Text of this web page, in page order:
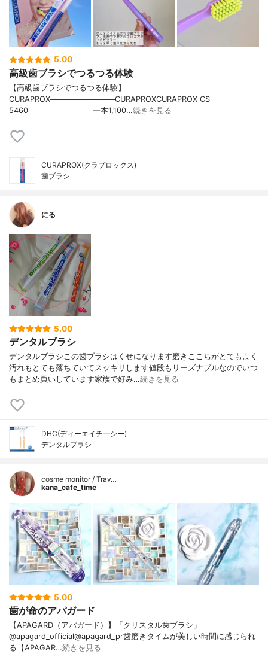
5.00
高級歯ブラシでつるつる体験
【高級歯ブラシでつるつる体験】
CURAPROX────────────CURAPROXCURAPROX CS
5460────────────一本1,100…続きを見る
CURAPROX(クラプロックス)
歯ブラシ
にる
5.00
デンタルブラシ
デンタルブラシこの歯ブラシはくせになります磨きここちがとてもよく
汚れもとても落ちていてスッキリします値段もリーズナブルなのでいつ
もまとめ買いしています家族で好み…続きを見る
DHC(ディーエイチ―シー)
デンタルブラシ
cosme monitor / Trav…
kana_cafe_time
5.00
歯が命のアパガード
【APAGARD（アパガード）】「クリスタル歯ブラシ」
@apagard_official@apagard_pr歯磨きタイムが美しい時間に感じられ
る【APAGAR…続きを見る